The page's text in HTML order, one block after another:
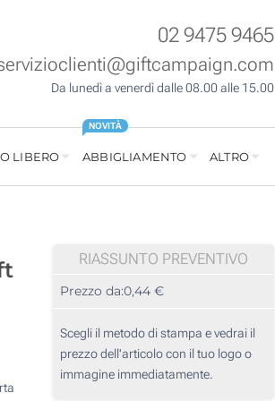
02 9475 9465
Da lunedì a venerdì dalle 08.00 alle 15.00
LIBERO ABBIGLIAMENTO
NOVITÀ
ALTRO
RIASSUNTO PREVENTIVO
Prezzo da:0,44 €
Scegli il metodo di stampa e vedrai il
prezzo dell'articolo con il tuo logo o
immagine immediatamente.